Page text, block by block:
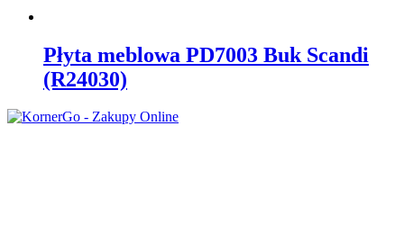
Płyta meblowa PD7003 Buk Scandi
(R24030)